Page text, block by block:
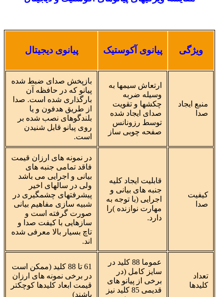
ویژگی پیانوی آکوستیک پیانوی دیجیتال
منبع ایجاد
صدا
ارتعاش سیمها به
وسیله ضربه
چکشها و تقویت
صدای ایجاد شده
توسط رزونانس
صفحه چوبی ساز
باز‌پخش صدای ضبط شده
پیانو که در حافظه آن
بارگذاری شده است. صدا
از طریق هدفون و یا
بلندگوهای نصب شده بر
روی پیانو قابل شنیدن
است.
کیفیت
صدا
قابلیت ایجاد کلیه
جنبه های بیانی و
اجرایی (با توجه به
مهارت نوازنده )را
دارد.
در نمونه های ارزان قیمت
فاقد تمامی جنبه های
بیانی و اجرایی می باشد
ولی در سالهای اخیر
پیشرفتهای چشمگیری در
شبیه سازی مفاهیم بیانی
صورت گرفته است و
سازهایی با کیفت صدا و
تاچ بسیار بالا معرفی شده
اند.
تعداد
کلیدها
عموما 88 کلید در
سایز کامل (در
برخی از پیانو های
قدیمی 85 کلید نیز
61 تا 88 کلید (ممکن است
در برخی نمونه های ارزان
قیمت ابعاد كلیدها كوچكتر
باشند)